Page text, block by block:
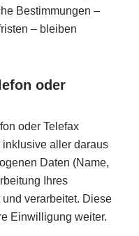
Bestimmungen –
– bleiben
oder
oder Telefax
inklusive aller daraus
Daten (Name,
Ihres
verarbeitet. Diese
Einwilligung weiter.